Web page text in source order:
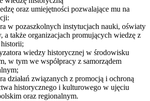
oraz umiejętności pozwalające mu na
w pozaszkolnych instytucjach nauki, oświaty
a także organizacjach promujących wiedzę z
wiedzy historycznej w środowisku
w tym we współpracy z samorządem
działań związanych z promocją i ochroną
historycznego i kulturowego w ujęciu
oraz regionalnym.